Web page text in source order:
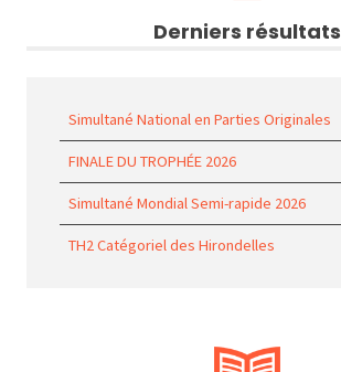
Derniers résultats
Simultané National en Parties Originales
FINALE DU TROPHÉE 2026
Simultané Mondial Semi-rapide 2026
TH2 Catégoriel des Hirondelles